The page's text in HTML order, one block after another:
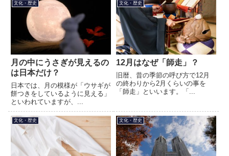
文化・歴史
月の中にうさぎが見えるの
は日本だけ？
日本では、月の模様が「ウサギが
餅つきをしているように見える」
といわれていますが、...
文化・歴史
12月はなぜ「師走」？
旧暦、昔の季節の呼び方で12月
の終わりから2月くらいの事を
「師走」といいます。「...
文化・歴史 文化・歴史